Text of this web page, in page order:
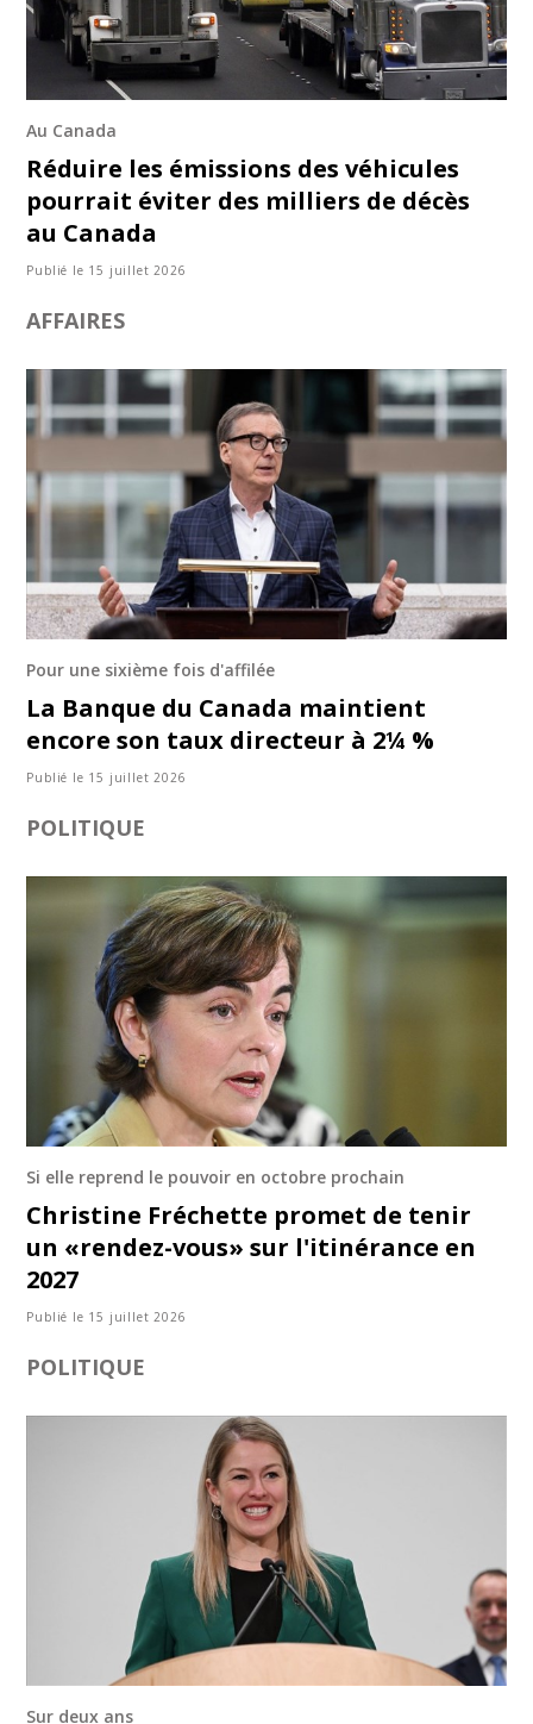
Au Canada
Réduire les émissions des véhicules
pourrait éviter des milliers de décès
au Canada
Publié le 15 juillet 2026
AFFAIRES
Pour une sixième fois d'affilée
La Banque du Canada maintient
encore son taux directeur à 2¼ %
Publié le 15 juillet 2026
POLITIQUE
Si elle reprend le pouvoir en octobre prochain
Christine Fréchette promet de tenir
un «rendez-vous» sur l'itinérance en
2027
Publié le 15 juillet 2026
POLITIQUE
Sur deux ans